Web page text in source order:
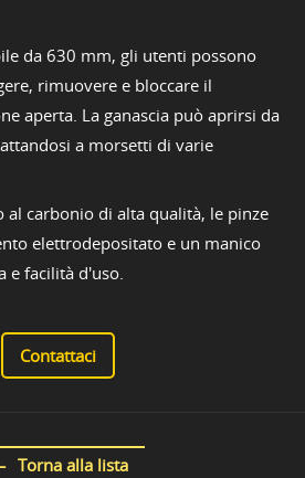
da 630 mm, gli utenti possono
rimuovere e bloccare il
aperta. La ganascia può aprirsi da
a morsetti di varie
al carbonio di alta qualità, le pinze
elettrodepositato e un manico
e facilità d'uso.
Contattaci
Torna alla lista